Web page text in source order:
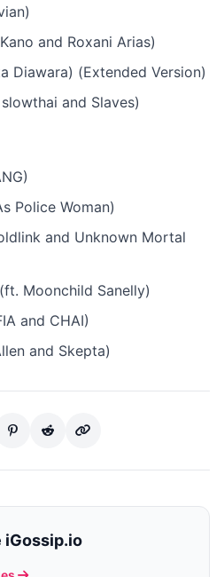
and Roxani Arias)
Diawara) (Extended Version)
and Slaves)
Police Woman)
and Unknown Mortal
Moonchild Sanelly)
and CHAI)
and Skepta)
iGossip.io